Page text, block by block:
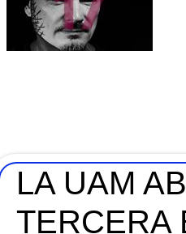
LA UAM
TERCERA